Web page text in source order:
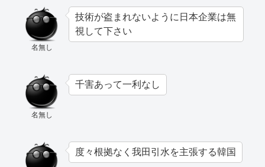
名無し
技術が盗まれないように日本企業は無
視して下さい
名無し
千害あって一利なし
度々根拠なく我田引水を主張する韓国